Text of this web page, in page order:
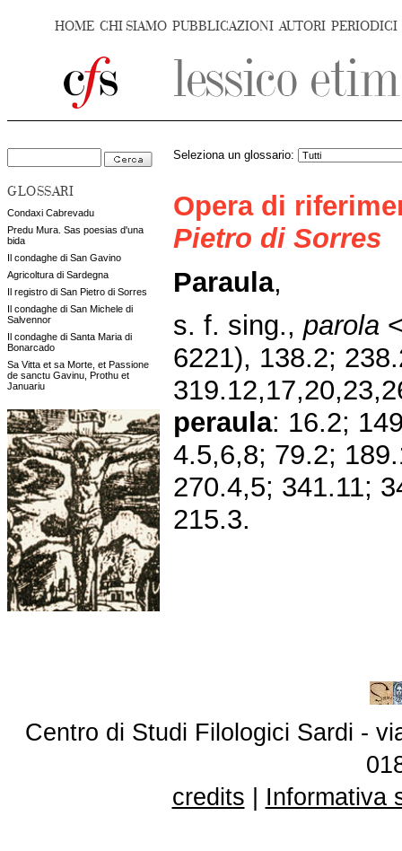
HOME CHI SIAMO PUBBLICAZIONI AUTORI PERIODICI
GLOSSARI
Condaxi Cabrevadu
Predu Mura. Sas poesias d'una
bida
Il condaghe di San Gavino
Agricoltura di Sardegna
Il registro di San Pietro di Sorres
Il condaghe di San Michele di
Salvennor
Il condaghe di Santa Maria di
Bonarcado
Sa Vitta et sa Morte, et Passione
de sanctu Gavinu, Prothu et
Januariu
Seleziona un glossario:
Opera di
Pietro di Sorres
Paraula,
s. f. sing., parola
6221), 138.2;
peraula: 16.2;
4.5,6,8; 79.2;
270.4,5; 341.11;
215.3.
Centro di Studi Filologici Sardi -
credits
Informativa